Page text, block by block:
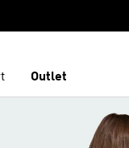
Outlet